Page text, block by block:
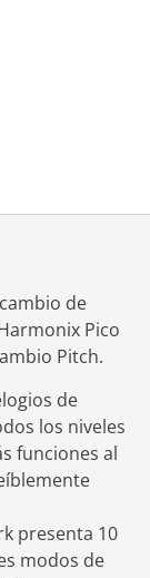
de
Pico
Pitch.
de
los niveles
funciones al
presenta 10
modos de